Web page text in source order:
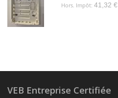
41,32 €
VEB Entreprise Certifiée